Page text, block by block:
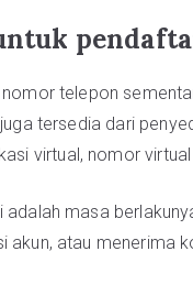
telepon
tersedia dari
virtual, nomor
masa
akun, atau menerima